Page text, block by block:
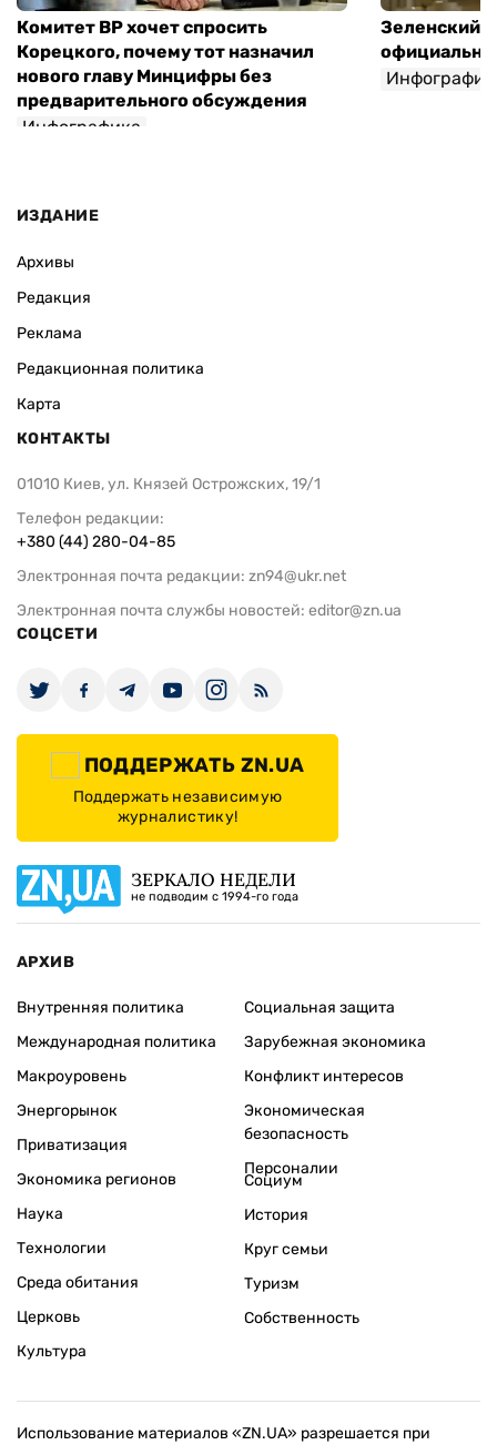
Комитет ВР хочет спросить
Корецкого, почему тот назначил
нового главу Минцифры без
предварительного обсуждения
Инфографика
Зеленский
ИЗДАНИЕ
Архивы
Редакция
Реклама
Редакционная политика
Карта
КОНТАКТЫ
01010 Киев, ул. Князей Острожских, 19/1
Телефон редакции:
+380 (44) 280-04-85
Электронная почта редакции: zn94@ukr.net
Электронная почта службы новостей: editor@zn.ua
СОЦСЕТИ
ПОДДЕРЖАТЬ ZN.UA
Поддержать независимую
журналистику!
ЗЕРКАЛО НЕДЕЛИ
не подводим с 1994-го года
АРХИВ
Внутренняя политика
Международная политика
Макроуровень
Энергорынок
Приватизация
Экономика регионов
Социальная защита
Зарубежная экономика
Конфликт интересов
Экономическая
безопасность
Персоналии
Наука
Технологии
Среда обитания
Церковь
Культура
Социум
История
Круг семьи
Туризм
Собственность
Использование материалов «ZN.UA» разрешается при